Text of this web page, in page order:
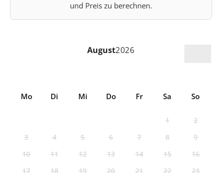
und Preis zu berechnen.
August2026
Mo Di Mi Do Fr Sa So
1
2
3
4 5 6 7 8
9
10
11 12 13 14 15
16
17
18 19 20 21 22
23